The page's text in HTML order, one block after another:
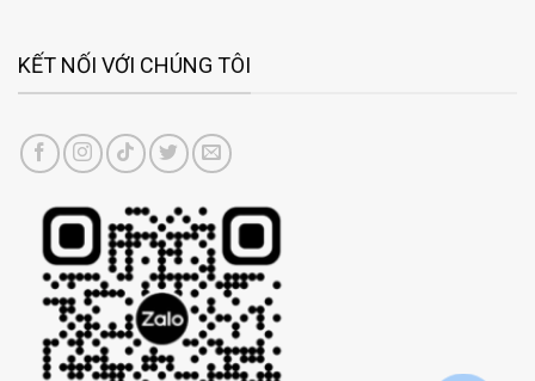
KẾT NỐI VỚI CHÚNG TÔI